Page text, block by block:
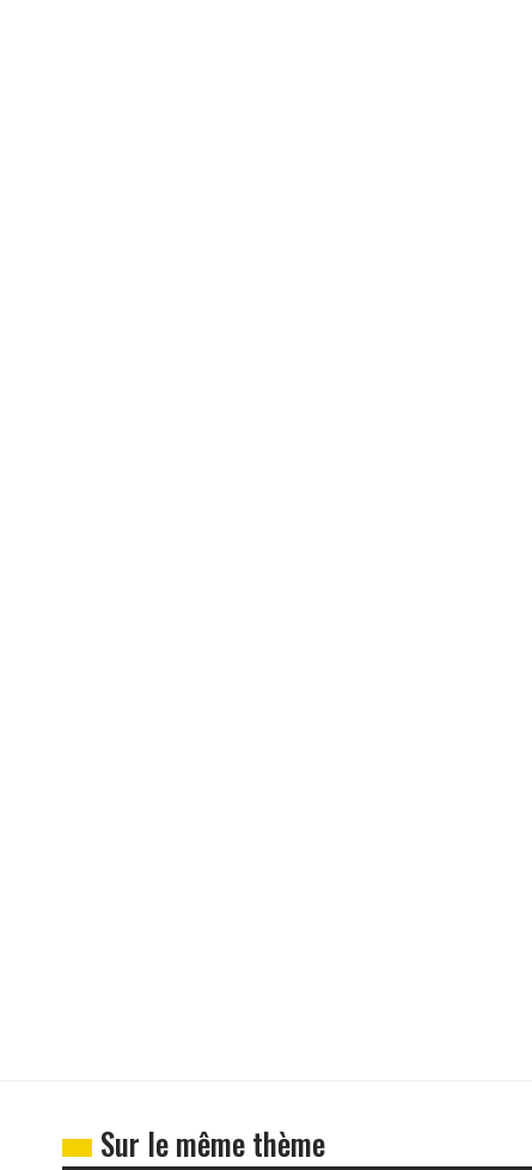
Sur le même thème